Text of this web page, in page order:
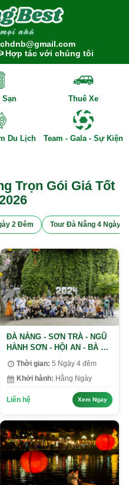
Hợp tác với chúng tôi
Sạn Thuê Xe
Du Lịch Team - Gala - Sự Kiện
Trọn Gói Giá Tốt
2 Đêm Tour Đà Nẵng 4 Ngày
ĐÀ NẴNG - SƠN TRÀ - NGŨ
HÀNH SƠN - HỘI AN - BÀ NÀ
HILLS - CÙ LAO CHÀM -
KINH THÀNH HUẾ
Thời gian: 5 Ngày 4 đêm
Khởi hành: Hằng Ngày
Liên hệ Xem Ngay